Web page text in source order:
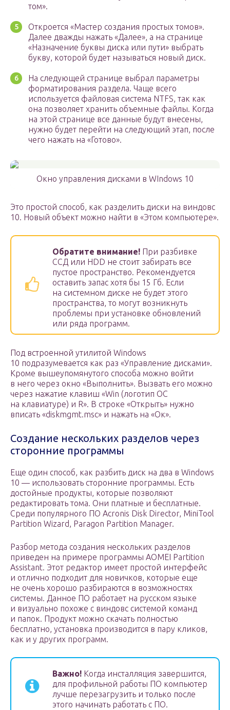
том».
Откроется «Мастер создания простых томов».
Далее дважды нажать «Далее», а на странице
«Назначение буквы диска или пути» выбрать
букву, которой будет называться новый диск.
На следующей странице выбрал параметры
форматирования раздела. Чаще всего
используется файловая система NTFS, так как
она позволяет хранить объемные файлы. Когда
на этой странице все данные будут внесены,
нужно будет перейти на следующий этап, после
чего нажать на «Готово».
Окно управления дисками в WIndows 10
Это простой способ, как разделить диски на виндовс
10. Новый объект можно найти в «Этом компьютере».
Обратите внимание! При разбивке
ССД или HDD не стоит забирать все
пустое пространство. Рекомендуется
оставить запас хотя бы 15 Гб. Если
на системном диске не будет этого
пространства, то могут возникнуть
проблемы при установке обновлений
или ряда программ.
Под встроенной утилитой Windows
10 подразумевается как раз «Управление дисками».
Кроме вышеупомянутого способа можно войти
в него через окно «Выполнить». Вызвать его можно
через нажатие клавиш «Win (логотип ОС
на клавиатуре) и R». В строке «Открыть» нужно
вписать «diskmgmt.msc» и нажать на «Oк».
Создание нескольких разделов через
сторонние программы
Еще один способ, как разбить диск на два в Windows
10 — использовать сторонние программы. Есть
достойные продукты, которые позволяют
редактировать тома. Они платные и бесплатные.
Среди популярного ПО Acronis Disk Director, MiniTool
Partition Wizard, Paragon Partition Manager.
Разбор метода создания нескольких разделов
приведен на примере программы AOMEI Partition
Assistant. Этот редактор имеет простой интерфейс
и отлично подходит для новичков, которые еще
не очень хорошо разбираются в возможностях
системы. Данное ПО работает на русском языке
и визуально похоже с виндовс системой команд
и папок. Продукт можно скачать полностью
бесплатно, установка производится в пару кликов,
как и у других программ.
Важно! Когда инсталляция завершится,
для профильной работы ПО компьютер
лучше перезагрузить и только после
этого начинать работать с ПО.